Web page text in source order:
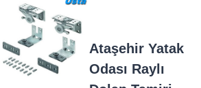
Ataşehir Yatak
Odası Raylı